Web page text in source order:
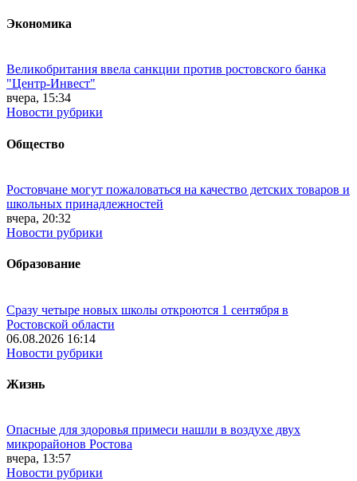
Экономика
Великобритания ввела санкции против ростовского банка
"Центр-Инвест"
вчера, 15:34
Новости рубрики
Общество
Ростовчане могут пожаловаться на качество детских товаров и
школьных принадлежностей
вчера, 20:32
Новости рубрики
Образование
Сразу четыре новых школы откроются 1 сентября в
Ростовской области
06.08.2026 16:14
Новости рубрики
Жизнь
Опасные для здоровья примеси нашли в воздухе двух
микрорайонов Ростова
вчера, 13:57
Новости рубрики